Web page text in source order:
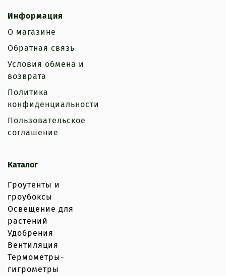
Информация
О магазине
Обратная связь
Условия обмена и
возврата
Политика
конфиденциальности
Пользовательское
соглашение
Каталог
Гроутенты и
гроубоксы
Освещение для
растений
Удобрения
Вентиляция
Термометры-
гигрометры